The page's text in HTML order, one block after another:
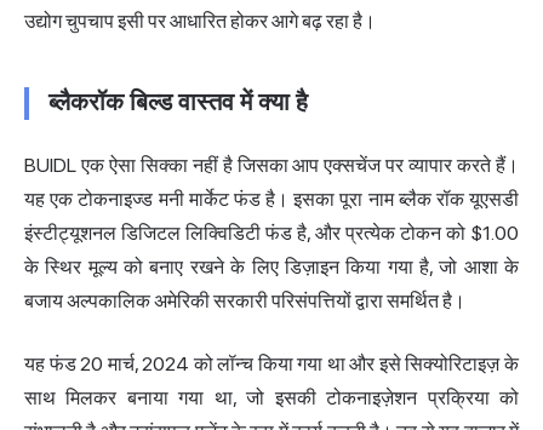
उद्योग चुपचाप इसी पर आधारित होकर आगे बढ़ रहा है।
ब्लैकरॉक बिल्ड वास्तव में क्या है
BUIDL एक ऐसा सिक्का नहीं है जिसका आप एक्सचेंज पर व्यापार करते हैं।
यह एक टोकनाइज्ड मनी मार्केट फंड है। इसका पूरा नाम ब्लैक रॉक यूएसडी
इंस्टीट्यूशनल डिजिटल लिक्विडिटी फंड है, और प्रत्येक टोकन को $1.00
के स्थिर मूल्य को बनाए रखने के लिए डिज़ाइन किया गया है, जो आशा के
बजाय अल्पकालिक अमेरिकी सरकारी परिसंपत्तियों द्वारा समर्थित है।
यह फंड 20 मार्च, 2024 को लॉन्च किया गया था और इसे सिक्योरिटाइज़ के
साथ मिलकर बनाया गया था, जो इसकीटोकनाइज़ेशन प्रक्रिया को